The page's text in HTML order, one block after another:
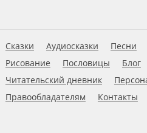
Сказки Аудиосказки Песни
Рисование
Пословицы Блог
Читательский дневник
Правообладателям
Контакты